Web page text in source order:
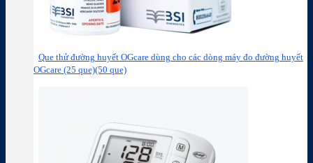
Que thử đường huyết OGcare dùng cho các dòng máy đo đường huyết
OGcare (25 que)(50 que)